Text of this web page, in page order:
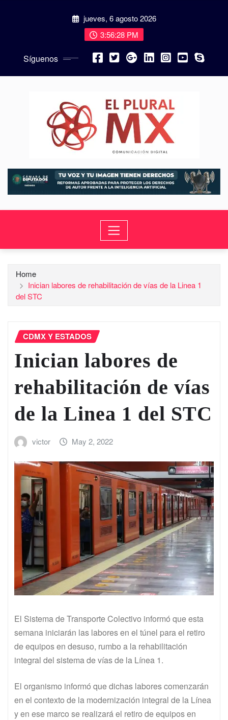
jueves, 6 agosto 2026
3:56:30 PM
Síguenos
Home
Inician labores de rehabilitación de vías de la Linea 1
del STC
CDMX Y ESTADOS
Inician labores de
rehabilitación de vías
de la Linea 1 del STC
victor May 2, 2022
El Sistema de Transporte Colectivo informó que esta
semana iniciarán las labores en el túnel para el retiro
de equipos en desuso, rumbo a la rehabilitación
integral del sistema de vías de la Línea 1.
El organismo informó que dichas labores comenzarán
en el contexto de la modernización integral de la Línea
y en ese marco se realizará el retiro de equipos en